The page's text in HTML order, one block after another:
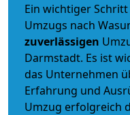
Ein wichtiger
Umzugs nach
zuverlässigen
Darmstadt. Es ist
das Unternehmen
Erfahrung und
Umzug erfolgreich